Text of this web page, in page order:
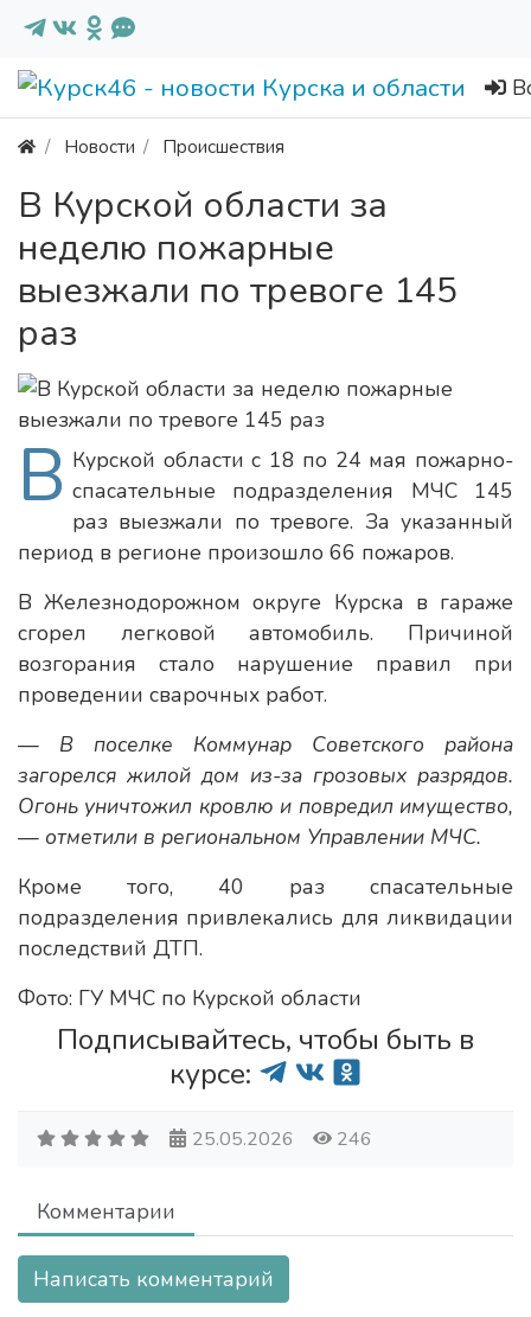
Новости Происшествия
В Курской области за
неделю пожарные
выезжали по тревоге 145
раз
В Курской области с 18 по 24 мая пожарно-
спасательные подразделения МЧС 145
раз выезжали по тревоге. За указанный
период в регионе произошло 66 пожаров.
В Железнодорожном округе Курска в гараже
сгорел легковой автомобиль. Причиной
возгорания стало нарушение правил при
проведении сварочных работ.
— В поселке Коммунар Советского района
загорелся жилой дом из-за грозовых разрядов.
Огонь уничтожил кровлю и повредил имущество,
— отметили в региональном Управлении МЧС.
Кроме того, 40 раз спасательные
подразделения привлекались для ликвидации
последствий ДТП.
Фото: ГУ МЧС по Курской области
Подписывайтесь, чтобы быть в
курсе:
25.05.2026 246
Комментарии
Написать комментарий